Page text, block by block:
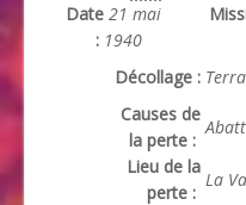
Date
:
21 mai
1940
Décollage :
Causes de
la perte :
Lieu de la
perte :
La